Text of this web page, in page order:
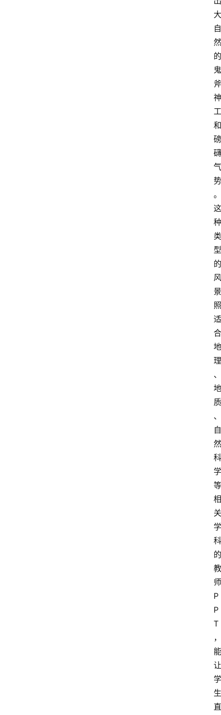
大
自
然
的
鬼
斧
神
工
和
磅
礴
气
势
。
这
种
类
型
的
风
景
照
适
合
地
理
、
地
质
、
自
然
科
学
等
相
关
学
科
的
教
师
P
P
T
，
能
让
学
生
直